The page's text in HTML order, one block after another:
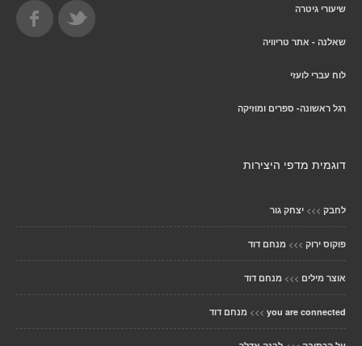
שיעורי גיטרה
שאלנה - אתר טריוויה
לוח עברי לועזי
רגל ראשונה- ספרים ומוזיקה
דוגמית מדפי היצירות
לחבק >>> יצחק גור
פוקוס ירוק >>> מנחם דוד
אוצר מילים >>> מנחם דוד
you are connected
>>> מנחם דוד